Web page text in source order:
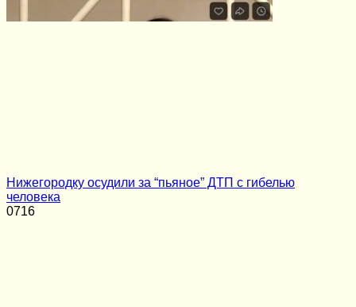
Нижегородку осудили за “пьяное” ДТП с гибелью
человека
0716